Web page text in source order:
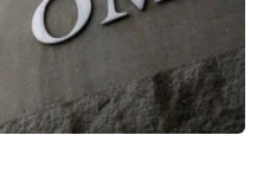
Quy định sử dụng
Hỗ trợ